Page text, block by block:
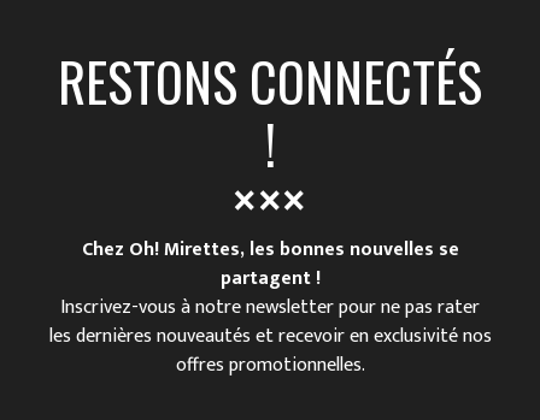
RESTONS CONNECTÉS
!
Chez Oh! Mirettes, les bonnes nouvelles se
partagent !
Inscrivez-vous à notre newsletter pour ne pas rater
les dernières nouveautés et recevoir en exclusivité nos
offres promotionnelles.